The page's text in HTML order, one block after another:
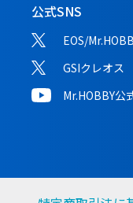
公式SNS
EOS/
GSIクレオス
Mr.HOBBY公